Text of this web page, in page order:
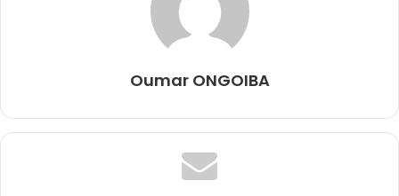
Oumar ONGOIBA